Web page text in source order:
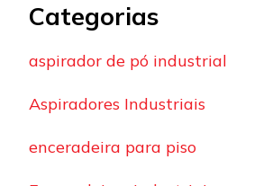
Categorias
aspirador de pó industrial
Aspiradores Industriais
enceradeira para piso